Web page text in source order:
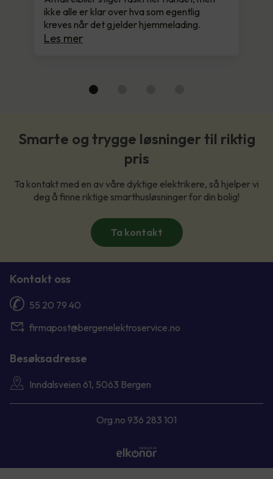
ikke alle er klar over hva som egentlig
kreves når det gjelder hjemmelading.
Les mer
Smarte og trygge løsninger til riktig
pris
Ta kontakt med en av våre dyktige elektrikere, så hjelper vi
deg å finne riktige smarthusløsninger for din bolig!
Ta kontakt
Kontakt oss
55 20 79 40
firmapost@bergenelektroservice.no
Besøksadresse
Inndalsveien 61, 5063 Bergen
Org.no 936 283 101